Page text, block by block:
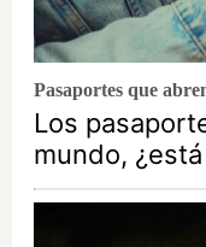
Pasaportes que
Los
mundo,